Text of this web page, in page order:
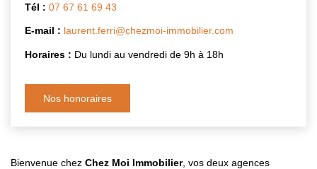
Tél : 07 67 61 69 43
E-mail : laurent.ferri@chezmoi-immobilier.com
Horaires : Du lundi au vendredi de 9h à 18h
Nos honoraires
Bienvenue chez Chez Moi Immobilier, vos deux agences